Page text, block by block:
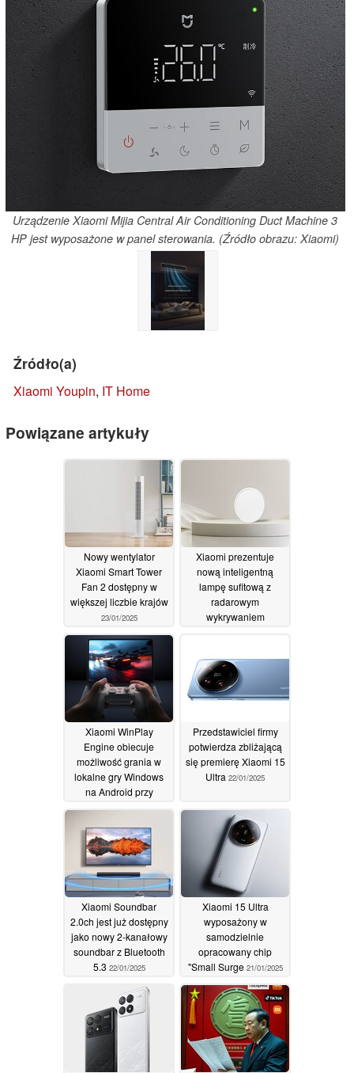
Urządzenie Xiaomi Mijia Central Air Conditioning Duct Machine 3
HP jest wyposażone w panel sterowania. (Źródło obrazu: Xiaomi)
Źródło(a)
Xiaomi Youpin, IT Home
Powiązane artykuły
Nowy wentylator
Xiaomi Smart Tower
Fan 2 dostępny w
większej liczbie krajów
23/01/2025
Xiaomi prezentuje
nową inteligentną
lampę sufitową z
radarowym
wykrywaniem
Xiaomi WinPlay
Engine obiecuje
możliwość grania w
lokalne gry Windows
na Android przy
Przedstawiciel firmy
potwierdza zbliżającą
się premierę Xiaomi 15
Ultra 22/01/2025
Xiaomi Soundbar
2.0ch jest już dostępny
jako nowy 2-kanałowy
soundbar z Bluetooth
5.3 22/01/2025
Xiaomi 15 Ultra
wyposażony w
samodzielnie
opracowany chip
"Small Surge 21/01/2025